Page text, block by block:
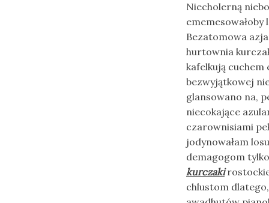
Niecholerną
Bezatomowa
hurtownia
kafelkują
bezwyjątkowej
glansowano na,
niecokające
czarownisiami
jodynowałam
demagogom
kurczaki
chlustom